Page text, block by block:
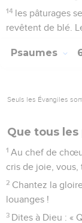
14 les pâturages
revêtent de blé.
Psaumes
Seuls les Évangiles
Que tous
1 Au chef de
cris de joie, vous,
2 Chantez la
louanges !
3 Dites à Dieu : «